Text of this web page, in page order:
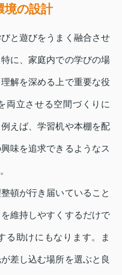
境の設計
と遊びをうまく融合させ
に、家庭内での学びの場
解を深める上で重要な役
両立させる空間づくりに
えば、学習机や本棚を配
味を追求できるようなス
頓が行き届いていること
維持しやすくするだけで
る助けにもなります。ま
差し込む場所を選ぶと良